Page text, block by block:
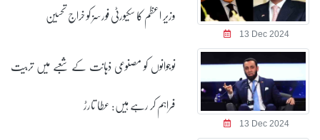
13 Dec 2024
وزیر اعظم کا سکیورٹی فورسز کو خراج تحسین
13 Dec 2024
نوجوانوں کو مصنوعی ذہانت کے شعبے میں تربیت
فراہم کر رہے ہیں: عطا تارڑ